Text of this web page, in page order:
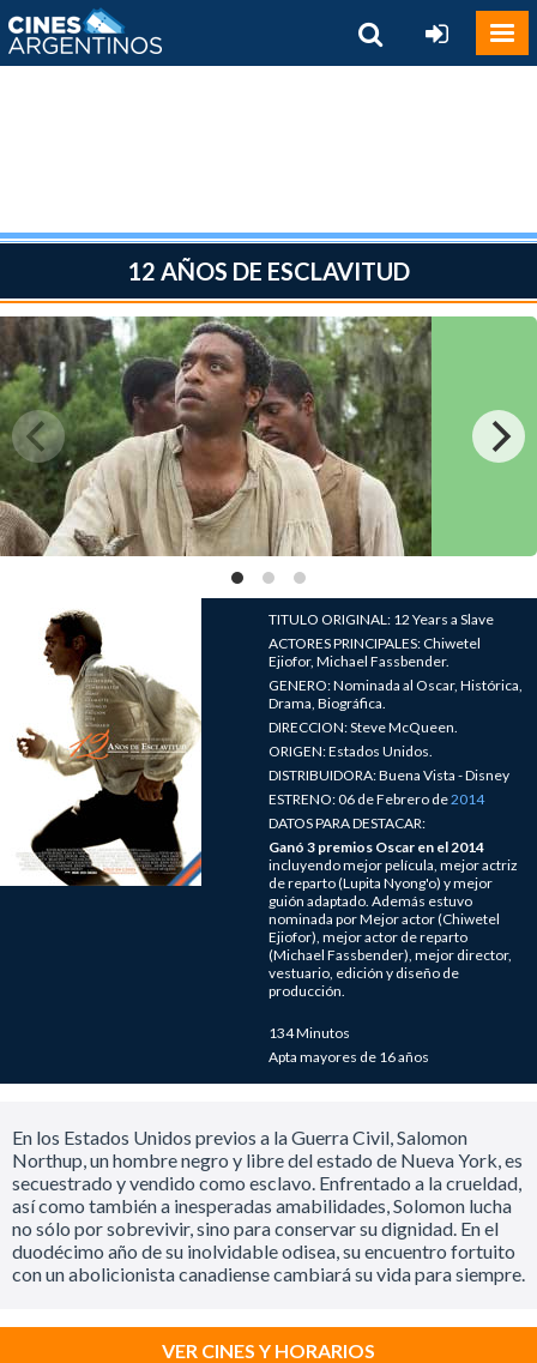
12 AÑOS DE ESCLAVITUD
TITULO ORIGINAL: 12 Years a Slave
ACTORES PRINCIPALES: Chiwetel
Ejiofor, Michael Fassbender.
GENERO: Nominada al Oscar, Histórica,
Drama, Biográfica.
DIRECCION: Steve McQueen.
ORIGEN: Estados Unidos.
DISTRIBUIDORA: Buena Vista - Disney
ESTRENO: 06 de Febrero de2014
DATOS PARA DESTACAR:
Ganó 3 premios Oscar en el 2014
incluyendo mejor película, mejor actriz
de reparto (Lupita Nyong'o) y mejor
guión adaptado. Además estuvo
nominada por Mejor actor (Chiwetel
Ejiofor), mejor actor de reparto
(Michael Fassbender), mejor director,
vestuario, edición y diseño de
producción.
134 Minutos
Apta mayores de 16 años
En los Estados Unidos previos a la Guerra Civil, Salomon
Northup, un hombre negro y libre del estado de Nueva York, es
secuestrado y vendido como esclavo. Enfrentado a la crueldad,
así como también a inesperadas amabilidades, Solomon lucha
no sólo por sobrevivir, sino para conservar su dignidad. En el
duodécimo año de su inolvidable odisea, su encuentro fortuito
con un abolicionista canadiense cambiará su vida para siempre.
VER CINES Y HORARIOS